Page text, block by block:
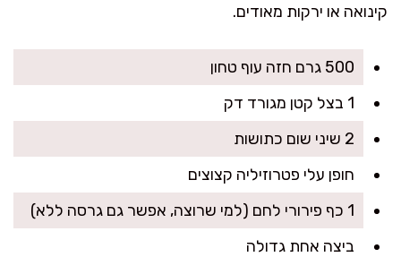
קינואה או ירקות מאודים.
500 גרם חזה עוף טחון
1 בצל קטן מגורד דק
2 שיני שום כתושות
חופן עלי פטרוזיליה קצוצים
1 כף פירורי לחם (למי שרוצה, אפשר גם גרסה ללא)
ביצה אחת גדולה